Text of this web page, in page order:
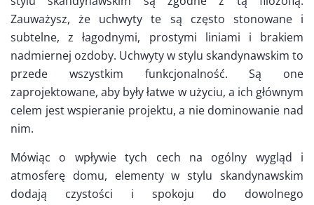
Zauważysz, że uchwyty te są często stonowane i
subtelne, z łagodnymi, prostymi liniami i brakiem
nadmiernej ozdoby. Uchwyty w stylu skandynawskim to
przede wszystkim funkcjonalność. Są one
zaprojektowane, aby były łatwe w użyciu, a ich głównym
celem jest wspieranie projektu, a nie dominowanie nad
nim.
Mówiąc o wpływie tych cech na ogólny wygląd i
atmosferę domu, elementy w stylu skandynawskim
dodają czystości i spokoju do dowolnego